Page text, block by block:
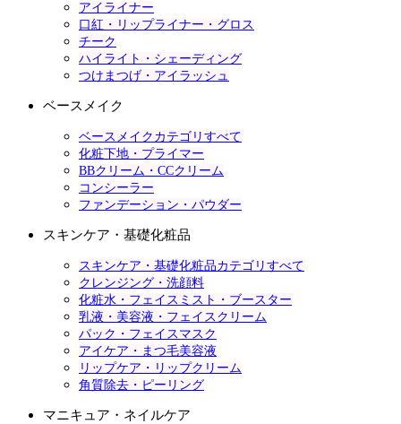
アイライナー
口紅・リップライナー・グロス
チーク
ハイライト・シェーディング
つけまつげ・アイラッシュ
ベースメイク
ベースメイクカテゴリすべて
化粧下地・プライマー
BBクリーム・CCクリーム
コンシーラー
ファンデーション・パウダー
スキンケア・基礎化粧品
スキンケア・基礎化粧品カテゴリすべて
クレンジング・洗顔料
化粧水・フェイスミスト・ブースター
乳液・美容液・フェイスクリーム
パック・フェイスマスク
アイケア・まつ毛美容液
リップケア・リップクリーム
角質除去・ピーリング
マニキュア・ネイルケア